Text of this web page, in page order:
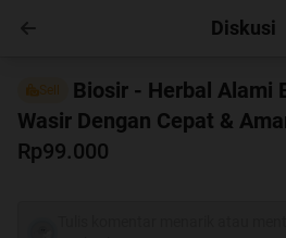
Diskusi
Sell
Biosir - Herbal Alami
Wasir Dengan Cepat &
Rp99.000